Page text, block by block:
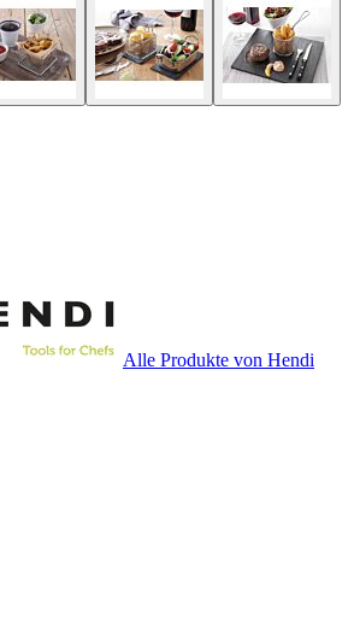
Alle Produkte von Hendi